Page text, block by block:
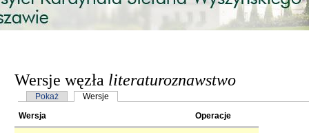
Wersje węzła literaturoznawstwo
Karty podstawowe
Pokaż Wersje
Wersja
Operacje